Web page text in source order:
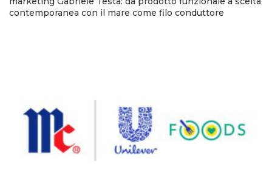
contemporanea con il mare come filo conduttore